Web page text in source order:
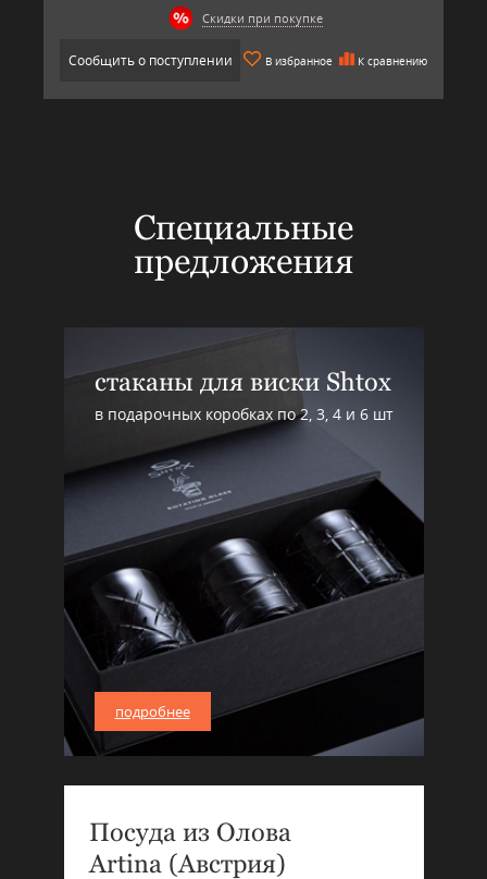
Скидки при покупке
Сообщить о поступлении В избранное К сравнению
Специальные
предложения
стаканы для виски Shtox
в подарочных коробках по 2, 3, 4 и 6 шт
подробнее
Посуда из Олова
Artina (Австрия)